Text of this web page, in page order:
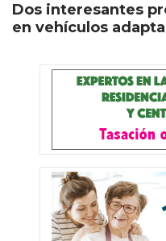
Dos interesantes
en vehículos